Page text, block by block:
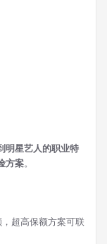
明星艺人的职业特
方案。
超高保额方案可联